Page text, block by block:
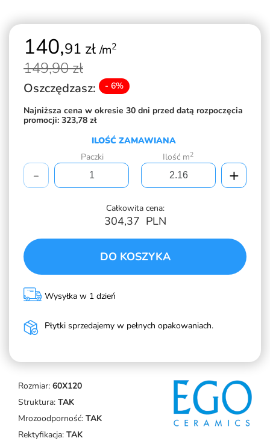
Rozmiar: 60X120
Struktura: TAK
Mrozoodporność: TAK
Rektyfikacja: TAK
140,91 zł/m2
149,90 zł
Oszczędzasz: - 6%
Najniższa cena w okresie 30 dni przed datą rozpoczęcia
promocji: 323,78 zł
ILOŚĆ ZAMAWIANA
Paczki
Ilość m2
- +
Całkowita cena:
304,37 PLN
DO KOSZYKA
Wysyłka w 1 dzień
Płytki sprzedajemy w pełnych opakowaniach.